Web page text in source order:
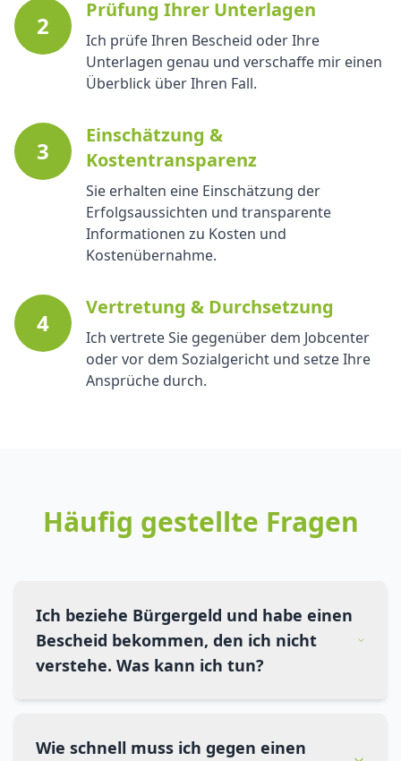
2
Prüfung Ihrer Unterlagen
Ich prüfe Ihren Bescheid oder Ihre
Unterlagen genau und verschaffe mir einen
Überblick über Ihren Fall.
3
Einschätzung &
Kostentransparenz
Sie erhalten eine Einschätzung der
Erfolgsaussichten und transparente
Informationen zu Kosten und
Kostenübernahme.
4
Vertretung & Durchsetzung
Ich vertrete Sie gegenüber dem Jobcenter
oder vor dem Sozialgericht und setze Ihre
Ansprüche durch.
Häufig gestellte Fragen
Ich beziehe Bürgergeld und habe einen
Bescheid bekommen, den ich nicht
verstehe. Was kann ich tun?
Wie schnell muss ich gegen einen